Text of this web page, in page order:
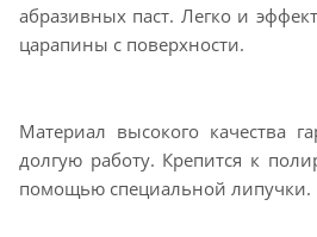
абразивных паст. Легко и
царапины с поверхности.
Материал высокого качества
долгую работу. Крепится к
помощью специальной липучки.